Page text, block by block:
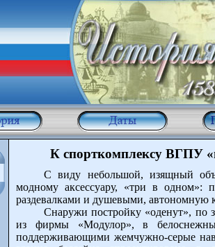
К спорткомплексу ВГПУ
С виду небольшой, изящный
модному аксессуару, «три в одном»:
раздевалками и душевыми, автономную
Снаружи постройку «оденут», по
из фирмы «Модулор», в
поддерживающими жемчужно-серые